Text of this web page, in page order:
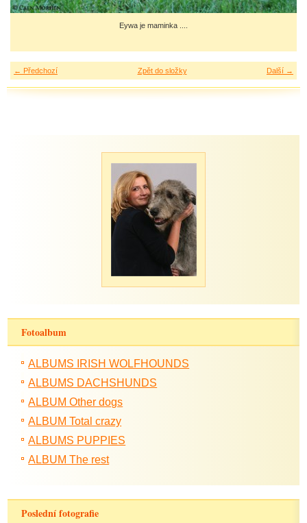
Eywa je maminka ....
← Předchozí Další →
Zpět do složky
Fotoalbum
ALBUMS IRISH WOLFHOUNDS
ALBUMS DACHSHUNDS
ALBUM Other dogs
ALBUM Total crazy
ALBUMS PUPPIES
ALBUM The rest
Poslední fotografie